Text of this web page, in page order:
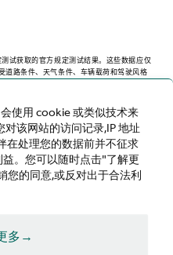
会使用 cookie 或类似技术来
该网站的访问记录,IP 地址
在处理您的数据前并不征求
。您可以随时点击"了解更
您的同意,或反对出于合法利
多→
试获取的官方规定测试结果。这些数据应仅
道路条件、天气条件、车辆载荷和驾驶风格
中文（简体）